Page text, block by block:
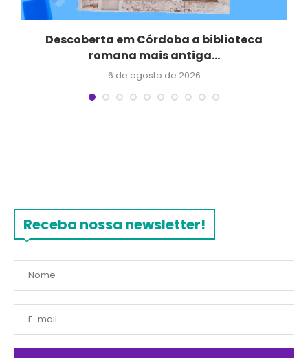
Descoberta em Córdoba a biblioteca
romana mais antiga...
6 de agosto de 2026
Receba nossa newsletter!